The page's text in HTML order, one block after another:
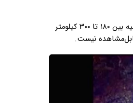
این بزرگ‌ترین دهانه برخوردی زمین است که طبق تخمین دانشمندان قطر آن در زمان برخورد اولیه بین ۱۸۰ تا ۳۰۰ کیلومتر
نیست.